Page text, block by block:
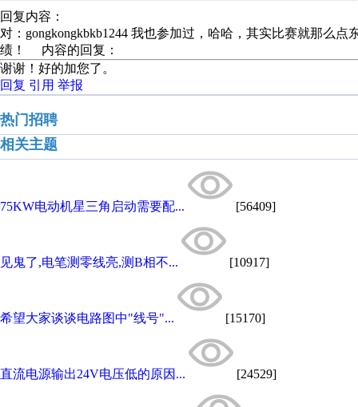
回复内容：
对：gongkongkbkb1244 我也参加过，哈哈，其实比赛就那么
绩！ 内容的回复：
谢谢！好的加您了。
回复 引用 举报
热门招聘
相关主题
75KW电动机星三角启动需要配... [56409]
见鬼了,电笔测零线亮,测B相不... [10917]
希望大家谈谈电路图中"线号"... [15170]
直流电源输出24V电压低的原因... [24529]